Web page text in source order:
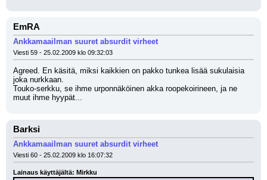
EmRA
Ankkamaailman suuret absurdit virheet
Viesti 59 - 25.02.2009 klo 09:32:03
Agreed. En käsitä, miksi kaikkien on pakko tunkea lisää sukulaisia
joka nurkkaan.
Touko-serkku, se ihme urponnäköinen akka roopekoirineen, ja ne
muut ihme hyypät...
Barksi
Ankkamaailman suuret absurdit virheet
Viesti 60 - 25.02.2009 klo 16:07:32
Lainaus käyttäjältä: Mirkku